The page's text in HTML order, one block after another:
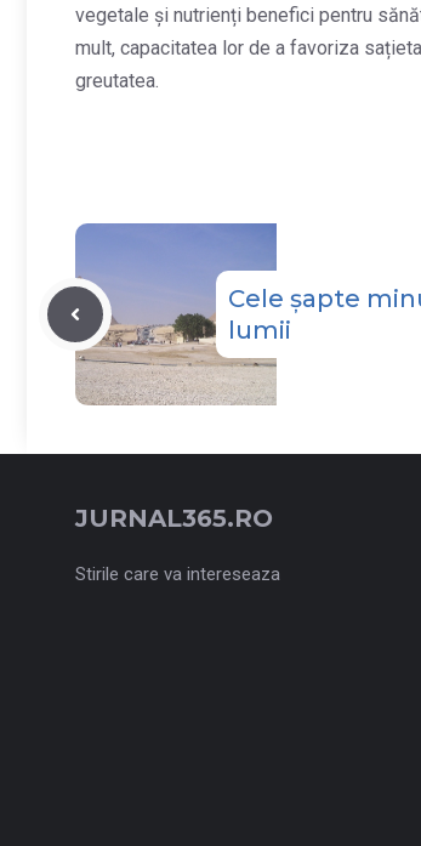
vegetale și nutrienți benefici pentru
mult, capacitatea lor de a favoriza
greutatea.
Cele șapte
lumii
JURNAL365.RO
Stirile care va intereseaza